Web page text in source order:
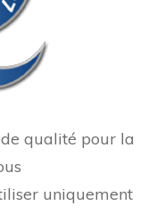
qualité pour la
uniquement